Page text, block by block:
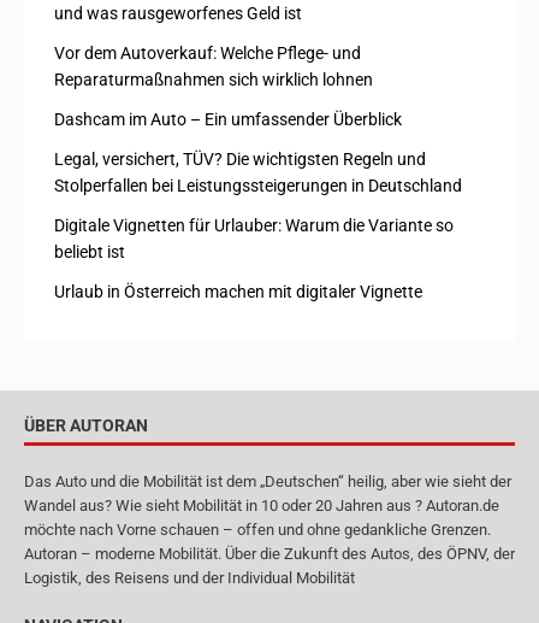
und was rausgeworfenes Geld ist
Vor dem Autoverkauf: Welche Pflege- und
Reparaturmaßnahmen sich wirklich lohnen
Dashcam im Auto – Ein umfassender Überblick
Legal, versichert, TÜV? Die wichtigsten Regeln und
Stolperfallen bei Leistungssteigerungen in Deutschland
Digitale Vignetten für Urlauber: Warum die Variante so
beliebt ist
Urlaub in Österreich machen mit digitaler Vignette
ÜBER AUTORAN
Das Auto und die Mobilität ist dem „Deutschen“ heilig, aber wie sieht der
Wandel aus? Wie sieht Mobilität in 10 oder 20 Jahren aus ? Autoran.de
möchte nach Vorne schauen – offen und ohne gedankliche Grenzen.
Autoran – moderne Mobilität. Über die Zukunft des Autos, des ÖPNV, der
Logistik, des Reisens und der Individual Mobilität